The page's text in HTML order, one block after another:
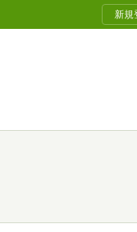
新規